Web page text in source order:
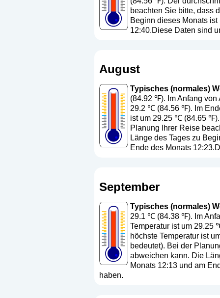
beachten Sie bitte, dass
Beginn dieses Monats
12:40.Diese Daten sind
August
Typisches (normales)
(84.92 ℉). Im Anfang von
29.2 ℃ (84.56 ℉). Im
ist um 29.25 ℃ (84.65
Planung Ihrer Reise
Länge des Tages zu
Ende des Monats
September
Typisches (normales)
29.1 ℃ (84.38 ℉). Im
Temperatur ist um 29.25
höchste Temperatur ist
bedeutet). Bei der
abweichen kann. Die
Monats 12:13 und am
haben.